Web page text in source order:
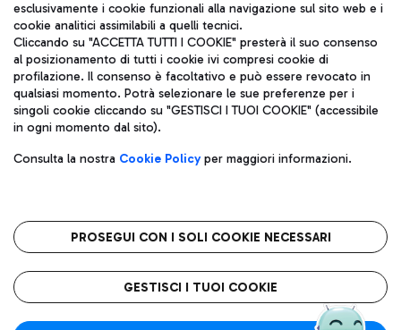
Aeroporti di Roma S.p.A. - Società soggetta a direzione e
coordinamento di Mundys S.p.A.
Codice fiscale e Registro delle Imprese di Roma 13032990155 P.
IVA 06572251004
Capitale sociale 62.224.743,00 int. vers.
Sede legale: Via Pier Paolo Racchetti 1 - 00054 Fiumicino (RM)
telefono +39 06 65951
Privacy policy
Note legali
Roma FCO
L'aeroporto stellato
esclusivamente i cookie funzionali alla navigazione sul sito web e i
cookie analitici assimilabili a quelli tecnici.
Cliccando su "ACCETTA TUTTI I COOKIE" presterà il suo consenso
al posizionamento di tutti i cookie ivi compresi cookie di
profilazione. Il consenso è facoltativo e può essere revocato in
qualsiasi momento. Potrà selezionare le sue preferenze per i
singoli cookie cliccando su "GESTISCI I TUOI COOKIE" (accessibile
in ogni momento dal sito).
Consulta la nostra Cookie Policyper maggiori informazioni.
PROSEGUI CON I SOLI COOKIE NECESSARI
GESTISCI I TUOI COOKIE